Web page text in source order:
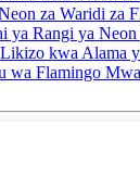
za Waridi za
ya Rangi ya
kwa Alama
wa Flamingo